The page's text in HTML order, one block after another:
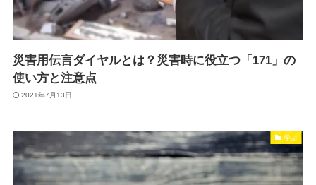
災害用伝言ダイヤルとは？災害時に役立つ「171」の
使い方と注意点
2021年7月13日
学ぶ